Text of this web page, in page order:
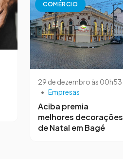
COMÉRCIO
29 de dezembro às 00h53
• Empresas
Aciba premia
melhores decorações
de Natal em Bagé